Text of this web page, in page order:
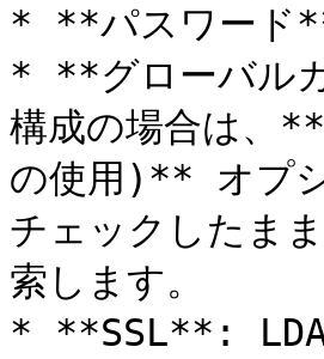
* **パスワード
* **グローバル
構成の場合は
の使用)** オプシ
チェックしたま
索します。
* **SSL**: